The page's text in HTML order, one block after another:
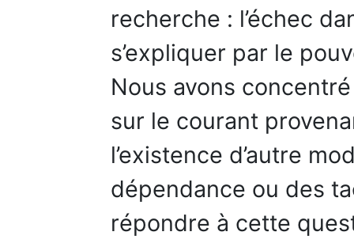
recherche : l’échec
s’expliquer par le
Nous avons
sur le courant
l’existence d’autre
dépendance ou des
répondre à cette